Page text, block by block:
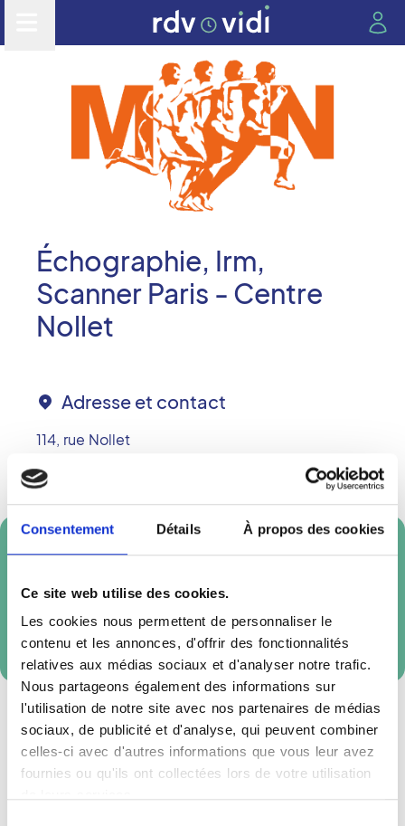
Consentement Détails À propos des cookies
Ce site web utilise des cookies.
Les cookies nous permettent de personnaliser le
contenu et les annonces, d'offrir des fonctionnalités
relatives aux médias sociaux et d'analyser notre trafic.
Nous partageons également des informations sur
l'utilisation de notre site avec nos partenaires de médias
sociaux, de publicité et d'analyse, qui peuvent combiner
celles-ci avec d'autres informations que vous leur avez
fournies ou qu'ils ont collectées lors de votre utilisation
Échographie, Irm,
Scanner Paris - Centre
Nollet
Adresse et contact
114, rue Nollet
Téléphone :
Prendre rendez-vous en ligne
Réservation externe
Accès